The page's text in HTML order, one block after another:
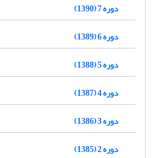
دوره 7 (1390)
دوره 6 (1389)
دوره 5 (1388)
دوره 4 (1387)
دوره 3 (1386)
دوره 2 (1385)